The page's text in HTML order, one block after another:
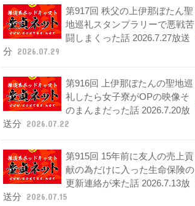
第917回 秩父の上伊那ぼたん聖
地巡礼スタンプラリーで悪戦苦
闘しまくった話 2026.7.27放送
分
2026.07.29
第916回 上伊那ぼたんの聖地巡
礼したら女子寮がOPの映像そ
のまんまだった話 2026.7.20放
送分
2026.07.22
第915回 15年前に友人の売上貢
献の為だけに入った生命保険の
更新連絡が来た話 2026.7.13放
送分
2026.07.15